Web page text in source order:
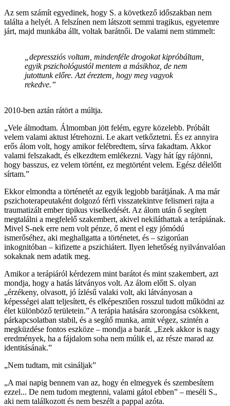
Az sem számít egyedinek, hogy S. a következő időszakban nem
találta a helyét. A felszínen nem látszott semmi tragikus, egyetemre
járt, majd munkába állt, voltak barátnői. De valami nem stimmelt:
„depressziós voltam, mindenféle drogokat kipróbáltam,
egyik pszichológustól mentem a másikhoz, de nem
jutottunk előre. Azt éreztem, hogy meg vagyok
rekedve.”
2010-ben aztán rátört a múltja.
„Vele álmodtam. Álmomban jött felém, egyre közelebb. Próbált
velem valami aktust létrehozni. Le akart vetkőztetni. És ez annyira
erős álom volt, hogy amikor felébredtem, sírva fakadtam. Akkor
valami felszakadt, és elkezdtem emlékezni. Vagy hát így rájönni,
hogy basszus, ez velem történt, ez megtörtént velem. Egész délelőtt
sírtam.”
Ekkor elmondta a történetét az egyik legjobb barátjának. A ma már
pszichoterapeutaként dolgozó férfi visszatekintve felismeri rajta a
traumatizált ember tipikus viselkedését. Az álom után ő segített
megtalálni a megfelelő szakembert, akivel nekiláthattak a terápiának.
Mivel S-nek erre nem volt pénze, ő ment el egy jómódú
ismerőséhez, aki meghallgatta a történetet, és – szigorúan
inkognitóban – kifizette a pszichiátert. Ilyen lehetőség nyilvánvalóan
sokaknak nem adatik meg.
Amikor a terápiáról kérdezem mint barátot és mint szakembert, azt
mondja, hogy a hatás látványos volt. Az álom előtt S. olyan
„érzékeny, olvasott, jó ízlésű valaki volt, aki látványosan a
képességei alatt teljesített, és elképesztően rosszul tudott működni az
élet különböző területein.” A terápia hatására szorongása csökkent,
párkapcsolatban stabil, és a segítő munka, amit végez, szintén a
megküzdése fontos eszköze – mondja a barát. „Ezek akkor is nagy
eredmények, ha a fájdalom soha nem múlik el, az része marad az
identitásának.”
„Nem tudtam, mit csináljak”
„A mai napig bennem van az, hogy én elmegyek és szembesítem
ezzel... De nem tudom megtenni, valami gátol ebben” – meséli S.,
aki nem találkozott és nem beszélt a pappal azóta.